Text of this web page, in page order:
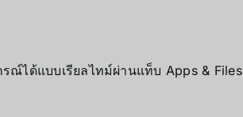
ณ์ได้แบบเรียลไทม์ผ่านแท็บ Apps & Files